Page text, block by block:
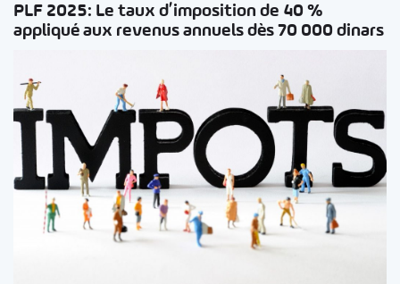
PLF 2025: Le taux d’imposition de 40 %
appliqué aux revenus annuels dès 70 000 dinars